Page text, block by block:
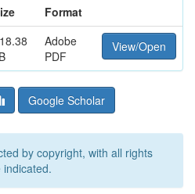
Format
Adobe
PDF
View/Open
Google Scholar
by copyright, with all rights